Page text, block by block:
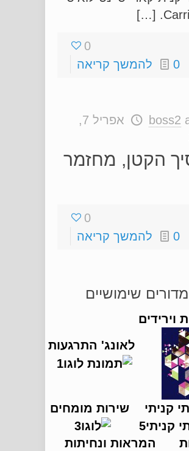
0
0
להמשך קריאה
boss2
אפריל 7,
הקטן, מחזמר
0
0
להמשך קריאה
מדורים שימושיים
וירידים
לאונג' התרגעות
קניתי שירות מומחים
המראות ונחיתות